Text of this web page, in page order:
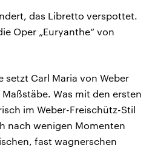
das Libretto verspottet.
Oper „Euryanthe“ von
setzt Carl Maria von Weber
Was mit den ersten
im Weber-Freischütz-Stil
nach wenigen Momenten
fast wagnerschen